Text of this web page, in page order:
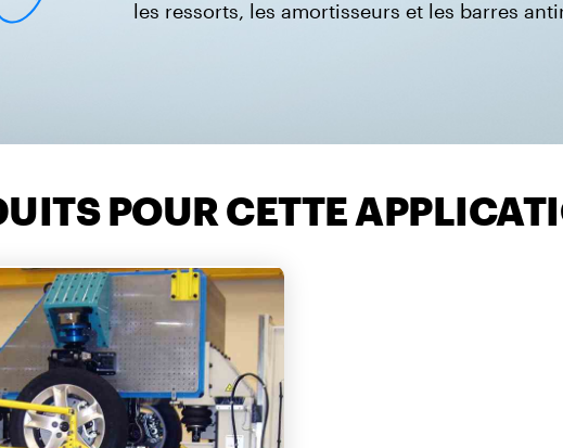
les ressorts, les amortisseurs et les barres
POUR CETTE